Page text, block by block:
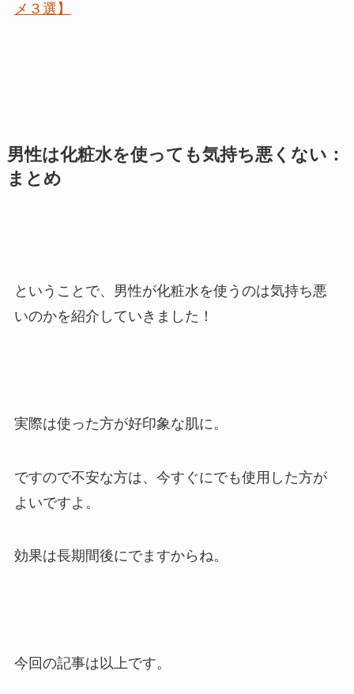
メ３選】
男性は化粧水を使っても気持ち悪くない：
まとめ
ということで、男性が化粧水を使うのは気持ち悪
いのかを紹介していきました！
実際は使った方が好印象な肌に。
ですので不安な方は、今すぐにでも使用した方が
よいですよ。
効果は長期間後にでますからね。
今回の記事は以上です。